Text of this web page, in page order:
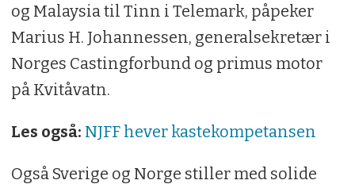
og Malaysia til Tinn i Telemark, påpeker
Marius H. Johannessen, generalsekretær i
Norges Castingforbund og primus motor
på Kvitåvatn.
Les også: NJFF hever kaste­kompetansen
Også Sverige og Norge stiller med solide